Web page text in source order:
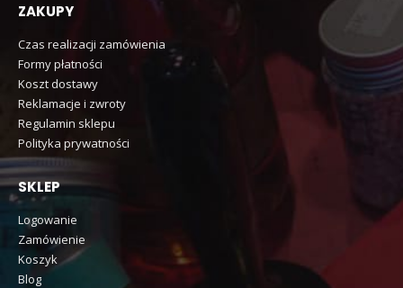
ZAKUPY
Czas realizacji zamówienia
Formy płatności
Koszt dostawy
Reklamacje i zwroty
Regulamin sklepu
Polityka prywatności
SKLEP
Logowanie
Zamówienie
Koszyk
Blog